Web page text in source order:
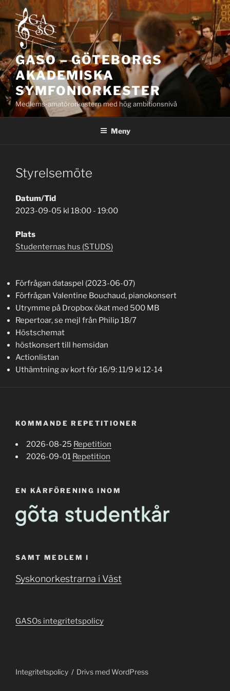
Hoppa
till
innehåll
GASO – GÖTEBORGS
AKADEMISKA
SYMFONIORKESTER
Medlems-amatörorkestern med hög ambitionsnivå
Meny
Styrelsemöte
Datum/Tid
2023-09-05 kl 18:00 - 19:00
Plats
Studenternas hus (STUDS)
Förfrågan dataspel (2023-06-07)
Förfrågan Valentine Bouchaud, pianokonsert
Utrymme på Dropbox ökat med 500 MB
Repertoar, se mejl från Philip 18/7
Höstschemat
höstkonsert till hemsidan
Actionlistan
Uthämtning av kort för 16/9: 11/9 kl 12-14
KOMMANDE REPETITIONER
2026-08-25 Repetition
2026-09-01 Repetition
EN KÅRFÖRENING INOM
SAMT MEDLEM I
Syskonorkestrarna i Väst
GASOs integritetspolicy
Integritetspolicy Drivs med WordPress